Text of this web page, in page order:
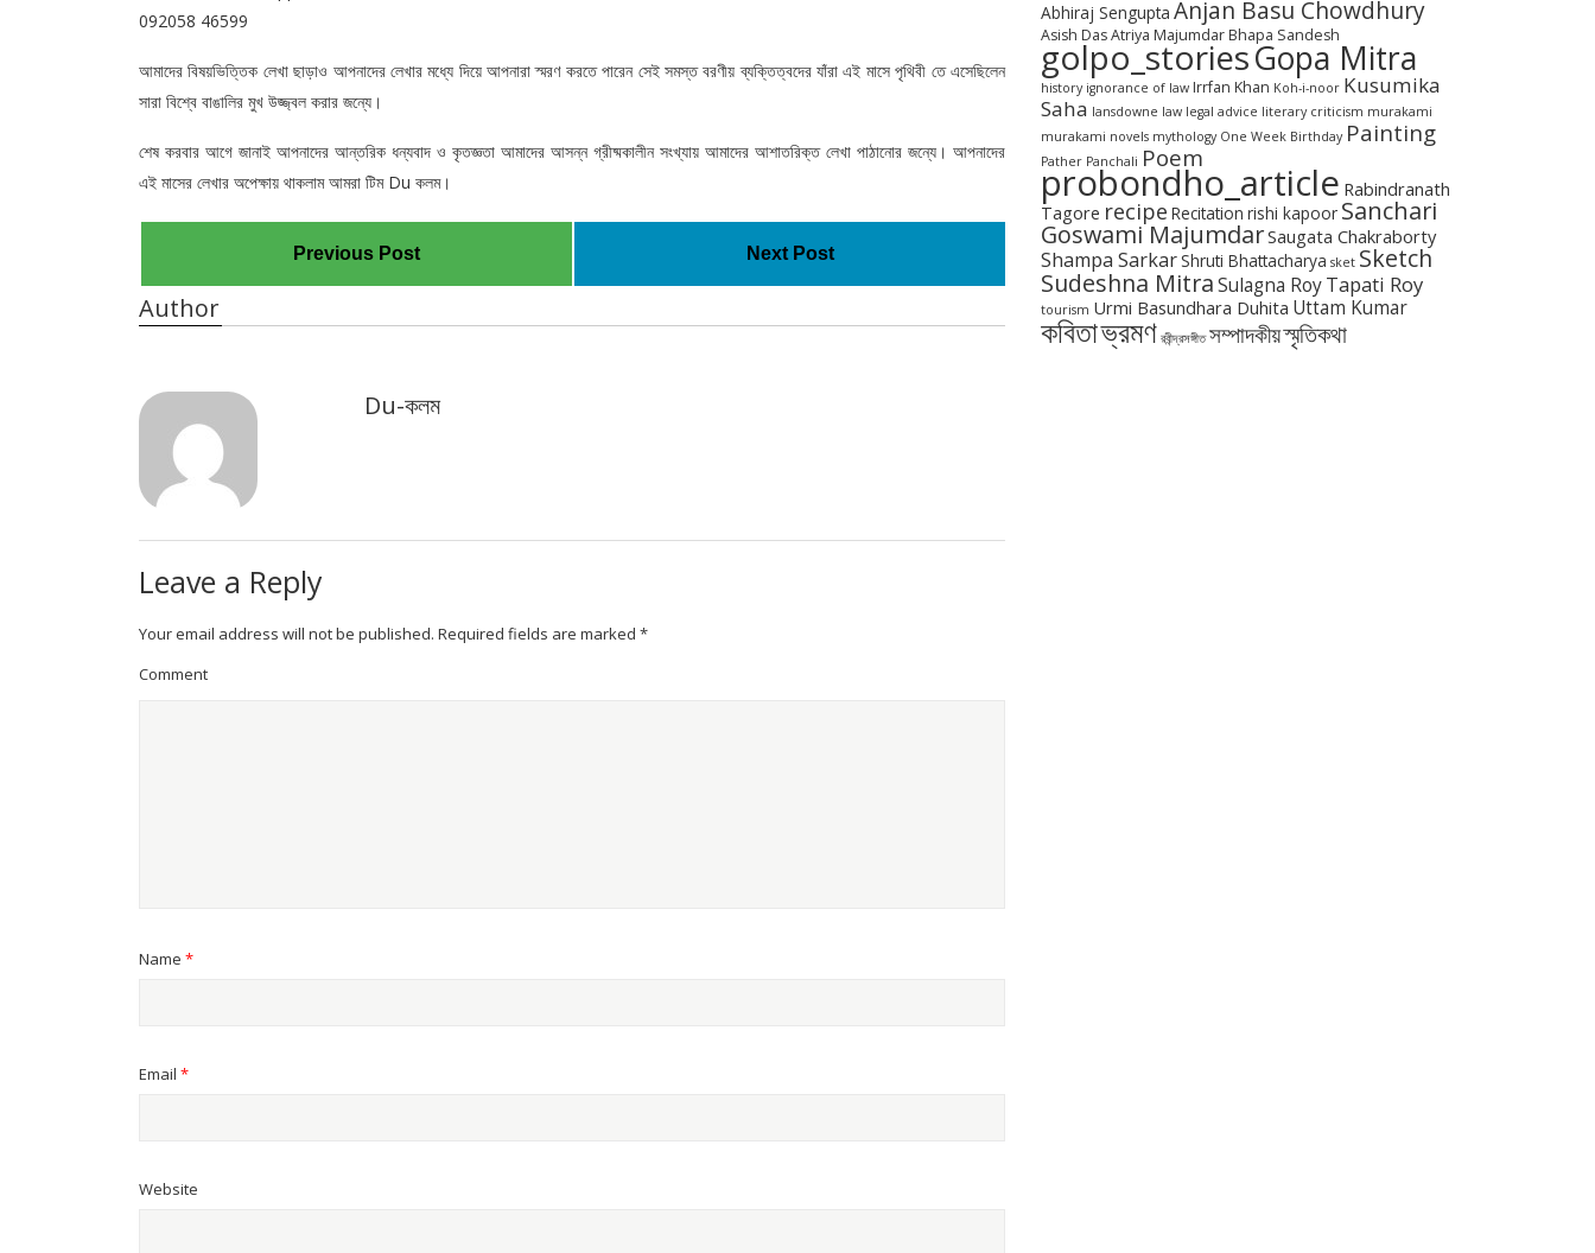
092058 46599
আমাদের বিষয়ভিত্তিক লেখা ছাড়াও আপনাদের লেখার মধ্যে দিয়ে আপনারা স্মরণ করতে পারেন সেই সমস্ত বরণীয় ব্যক্তিত্বদের যাঁরা এই মাসে পৃথিবী তে এসেছিলেন
সারা বিশ্বে বাঙালির মুখ উজ্জ্বল করার জন্যে।
শেষ করবার আগে জানাই আপনাদের আন্তরিক ধন্যবাদ ও কৃতজ্ঞতা আমাদের আসন্ন গ্রীষ্মকালীন সংখ্যায় আমাদের আশাতরিক্ত লেখা পাঠানোর জন্যে। আপনাদের
এই মাসের লেখার অপেক্ষায় থাকলাম আমরা টিম Du কলম।
Previous Post Next Post
Author
Du-কলম
Leave a Reply
Your email address will not be published. Required fields are marked *
Comment
Name *
Email *
Website
Abhiraj Sengupta Anjan Basu Chowdhury
Asish DasAtriya Majumdar Bhapa Sandesh
golpo_storiesGopa Mitra
history ignorance of law Irrfan Khan Koh-i-noor Kusumika
Saha lansdowne law legal advice literary criticism murakami
murakami novels mythology One Week Birthday Painting
Pather Panchali Poem
probondho_article Rabindranath
Tagore recipe Recitation rishi kapoor Sanchari
Goswami MajumdarSaugata Chakraborty
Shampa SarkarShruti Bhattacharya sket Sketch
Sudeshna MitraSulagna RoyTapati Roy
tourism Urmi Basundhara Duhita Uttam Kumar
কবিতাভ্রমণ রবীন্দ্রসঙ্গীত সম্পাদকীয়স্মৃতিকথা